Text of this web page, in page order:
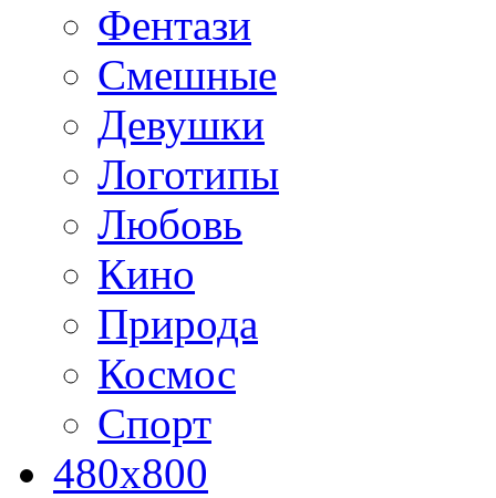
Фентази
Смешные
Девушки
Логотипы
Любовь
Кино
Природа
Космос
Спорт
480x800